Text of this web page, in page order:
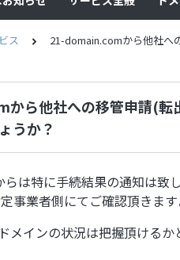
ス 21-domain.comから他社へ
ら他社への移管申請(転
うか？
は特に手続結果の通知は致
事業者側にてご確認頂きます
インの状況は把握頂けるか